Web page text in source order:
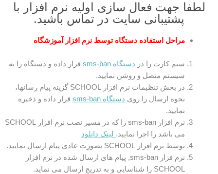
لطفا جهت فعال سازی اولیه نرم افزار با
پشتیبانی سایت در تماس باشید.
مراحل استفاده دستگاه توسط نرم افزار آموزشگاه
سیم کارت را در دستگاه sms-ban
قرار داده و دستگاه را به
سیستم متصل و روشن نمایید.
در بخش تنظیمات نرم افزار SCHOOL گزینه پیام رسانها،
نحوه ارسال را روی دستگاه sms-ban
قرار داده و ذخیره
نمایید.
نرم افزار sms-ban را که در مسیر نصب نرم افزار SCHOOL
می باشد را اجرا نمایید. لینک دانلود
توسط نرم افزار SCHOOL بصورت عادی پیام ارسال نمایید.
نرم فزار sms-ban, پیام های ارسال شده در نرم افزار
SCHOOL را شناسایی و به تدریج ارسال می نماید.